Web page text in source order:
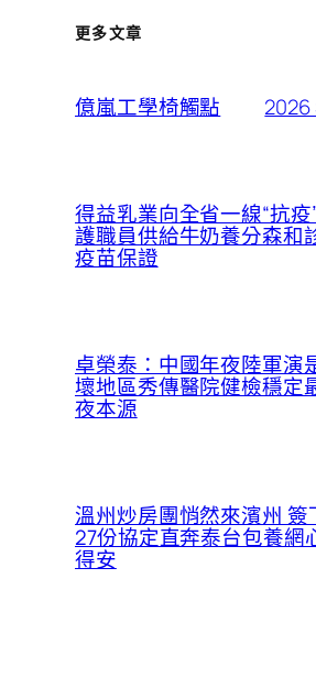
更多文章
億嵐工學椅觸點 2026
得益乳業向全省一線“抗疫
護職員供給牛奶養分森和
疫苗保證
卓榮泰：中國年夜陸軍演
壞地區秀傳醫院健檢穩定
夜本源
溫州炒房團悄然來濱州 簽
27份協定直奔泰台包養網
得安